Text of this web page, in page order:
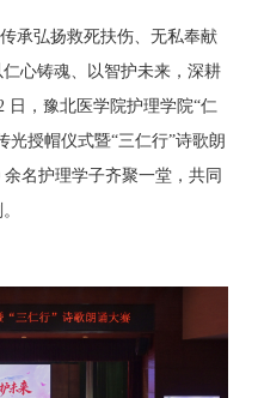
承弘扬救死扶伤、无私奉献
心铸魂、以智护未来，深耕
日，豫北医学院护理学院“仁
光授帽仪式暨“三仁行”诗歌朗
名护理学子齐聚一堂，共同